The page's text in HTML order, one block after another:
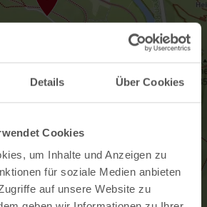
Details Über Cookies
Cookies
um Inhalte und Anzeigen zu
für soziale Medien anbieten
auf unsere Website zu